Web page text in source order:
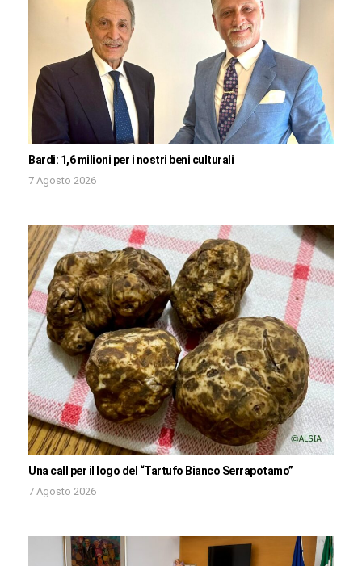
Bardi: 1,6 milioni per i nostri beni culturali
7 Agosto 2026
Una call per il logo del “Tartufo Bianco Serrapotamo”
7 Agosto 2026